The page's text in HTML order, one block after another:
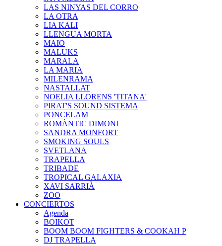
LAS NINYAS DEL CORRO
LA OTRA
LIA KALI
LLENGUA MORTA
MAIO
MALUKS
MARALA
LA MARIA
MILENRAMA
NASTALLAT
NOELIA LLORENS 'TITANA'
PIRAT'S SOUND SISTEMA
PONCELAM
ROMÀNTIC DIMONI
SANDRA MONFORT
SMOKING SOULS
SVETLANA
TRAPELLA
TRIBADE
TROPICAL GALAXIA
XAVI SARRIÀ
ZOO
CONCIERTOS
Agenda
BOIKOT
BOOM BOOM FIGHTERS & COOKAH P
DJ TRAPELLA